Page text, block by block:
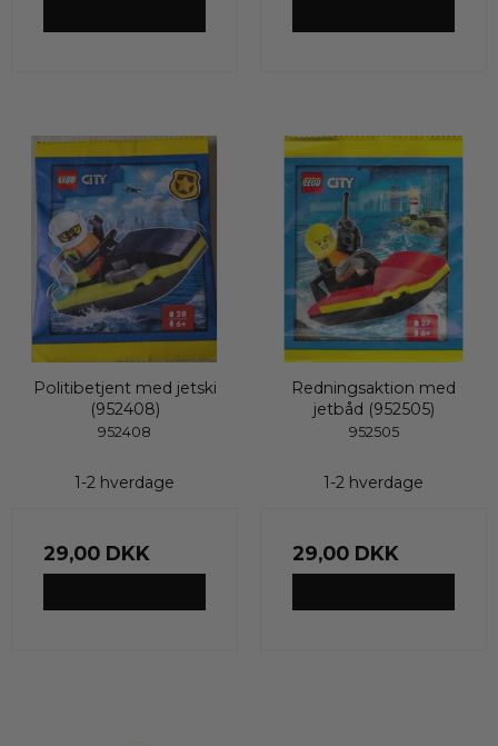
Politibetjent med jetski
(952408)
952408
1-2 hverdage
29,00 DKK
Redningsaktion med
jetbåd (952505)
952505
1-2 hverdage
29,00 DKK